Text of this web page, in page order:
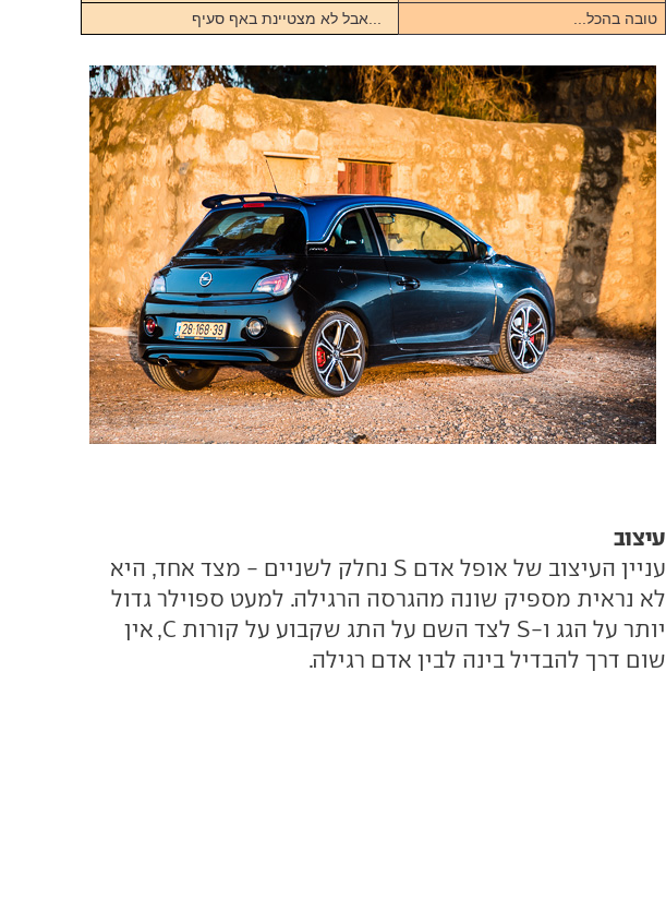
טובה בהכל...
...אבל לא מצטיינת באף סעיף
עיצוב
עניין העיצוב של אופל אדם S נחלק לשניים - מצד אחד, היא
לא נראית מספיק שונה מהגרסה הרגילה. למעט ספוילר גדול
יותר על הגג ו-S לצד השם על התג שקבוע על קורות C, אין
שום דרך להבדיל בינה לבין אדם רגילה.